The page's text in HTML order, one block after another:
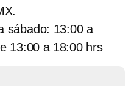
sábado: 13:00 a
13:00 a 18:00 hrs